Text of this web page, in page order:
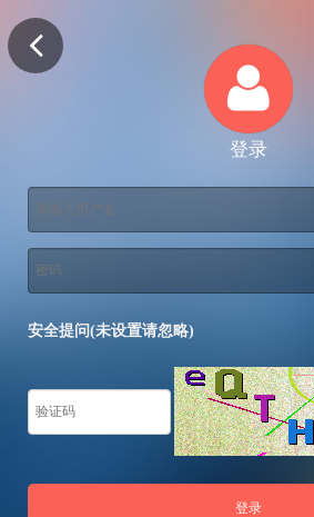
登录
安全提问(未设置请忽略)
登录